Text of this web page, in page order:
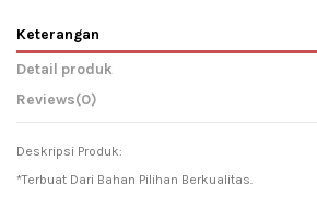
Keterangan
Detail produk
Reviews(0)
Deskripsi Produk:
*Terbuat Dari Bahan Pilihan Berkualitas.